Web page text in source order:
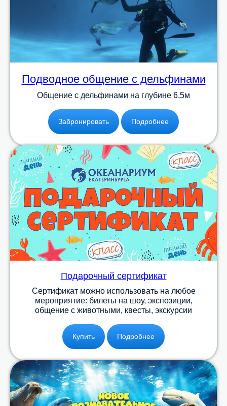
Подводное общение с дельфинами
Общение с дельфинами на глубине 6,5м
Забронировать Подробнее
Подарочный сертификат
Сертификат можно использовать на любое
мероприятие: билеты на шоу, экспозиции,
общение с животными, квесты, экскурсии
Купить Подробнее